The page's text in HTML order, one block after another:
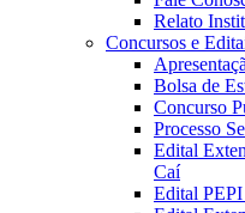
Relato
Concursos e
Bolsa de
Concurso
Processo
Edital
Caí
Edital